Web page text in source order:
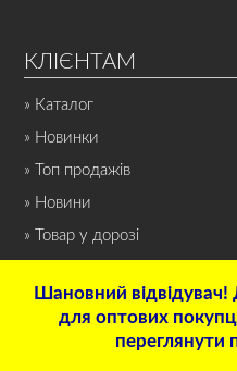
КЛІЄНТАМ
» Каталог
» Новинки
» Топ продажів
» Новини
» Товар у дорозі
Шановний
для оптових
переглянути